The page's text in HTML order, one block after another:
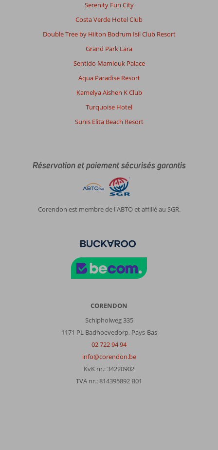
Serenity Fun City
Costa Verde Hotel Club
Double Tree by Hilton Bodrum Isil Club Resort
Grand Park Lara
Sentido Mamlouk Palace
Aqua Paradise Resort
Kamelya Aishen K Club
Turquoise Hotel
Sunis Elita Beach Resort
Réservation et paiement sécurisés garantis
Corendon est membre de l'ABTO et affilié au SGR.
CORENDON
Schipholweg 335
1171 PL Badhoevedorp, Pays-Bas
02 722 94 94
info@corendon.be
KvK nr.: 34220902
TVA nr.: 814395892 B01